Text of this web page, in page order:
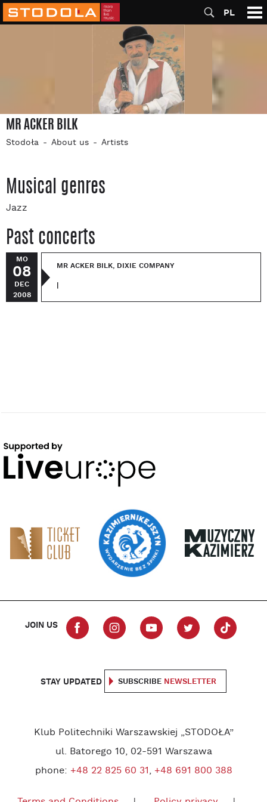
PL
MR ACKER BILK
Stodoła About us Artists
Musical genres
Jazz
Past concerts
MO
08
DEC
2008
MR ACKER BILK, DIXIE COMPANY
JOIN US
STAY UPDATED SUBSCRIBE NEWSLETTER
Klub Politechniki Warszawskiej „STODOŁA”
ul. Batorego 10, 02-591 Warszawa
phone: +48 22 825 60 31, +48 691 800 388